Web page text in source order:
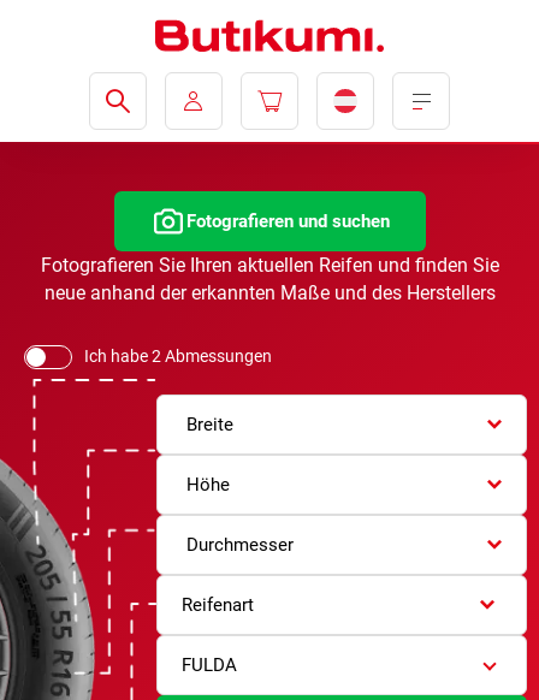
Fotografieren und suchen
Fotografieren Sie Ihren aktuellen Reifen und finden Sie
neue anhand der erkannten Maße und des Herstellers
Ich habe 2 Abmessungen
Breite
Höhe
Durchmesser
Reifenart
FULDA